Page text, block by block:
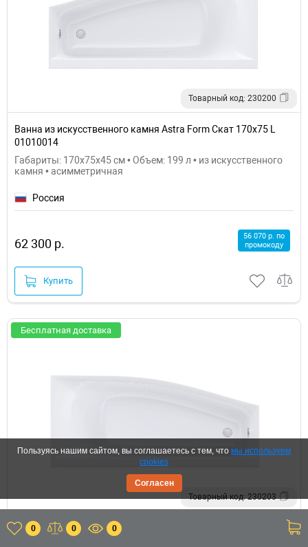
Товарный код: 230200
Ванна из искусственного камня Astra Form Скат 170х75 L
01010014
Габариты: 170x75x45 см • Объем: 199 л • из искусственного
камня • асимметричная
Россия
62 300 р.
56 070 р. по
промокоду
Купить
Бесплатная доставка
Товарный код: 230203
Ванна из искусственного камня Astra Form Скат 170х75 R
0 0 0
Пользуясь нашим сайтом, вы соглашаетесь с тем, что мы используем
cookies
Согласен